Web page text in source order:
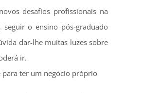
desafios profissionais na
seguir o ensino pós-graduado
dar-lhe muitas luzes sobre
ir.
para ter um negócio próprio